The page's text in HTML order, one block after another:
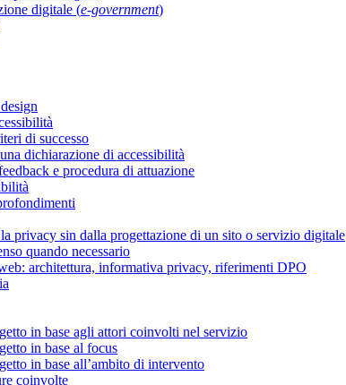
digitale (e-government)
di successo
dichiarazione di accessibilità
e procedura di attuazione
privacy sin dalla progettazione di un sito o servizio digitale
quando necessario
architettura, informativa privacy, riferimenti DPO
in base agli attori coinvolti nel servizio
in base al focus
in base all’ambito di intervento
coinvolte